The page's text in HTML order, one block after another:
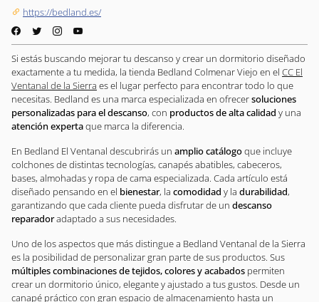
https://bedland.es/
Si estás buscando mejorar tu descanso y crear un dormitorio diseñado
exactamente a tu medida, la tienda Bedland Colmenar Viejo en el CC El
Ventanal de la Sierra es el lugar perfecto para encontrar todo lo que
necesitas. Bedland es una marca especializada en ofrecersoluciones
personalizadas para el descanso, con productos de alta calidad y una
atención expertaque marca la diferencia.
En Bedland El Ventanal descubrirás un amplio catálogoque incluye
colchones de distintas tecnologías, canapés abatibles, cabeceros,
bases, almohadas y ropa de cama especializada. Cada artículo está
diseñado pensando en el bienestar, la comodidad y la durabilidad,
garantizando que cada cliente pueda disfrutar de un descanso
reparadoradaptado a sus necesidades.
Uno de los aspectos que más distingue a Bedland Ventanal de la Sierra
es la posibilidad de personalizar gran parte de sus productos. Sus
múltiples combinaciones de tejidos, colores y acabados permiten
crear un dormitorio único, elegante y ajustado a tus gustos. Desde un
canapé práctico con gran espacio de almacenamiento hasta un